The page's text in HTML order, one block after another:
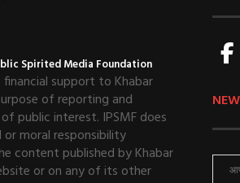
Spirited Media Foundation
support to Khabar
of reporting and
public interest. IPSMF does
moral responsibility
content published by Khabar
or on any of its other